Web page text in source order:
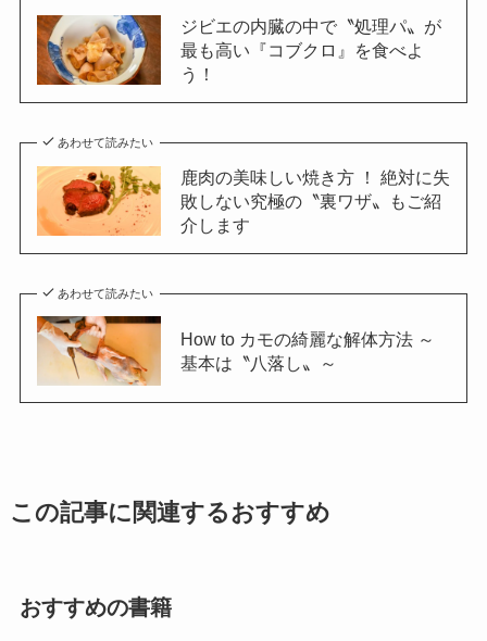
ジビエの内臓の中で〝処理パ〟が
最も高い『コブクロ』を食べよ
う！
あわせて読みたい
鹿肉の美味しい焼き方 ！ 絶対に失
敗しない究極の〝裏ワザ〟もご紹
介します
あわせて読みたい
How to カモの綺麗な解体方法 ～
基本は〝八落し〟～
この記事に関連するおすすめ
おすすめの書籍